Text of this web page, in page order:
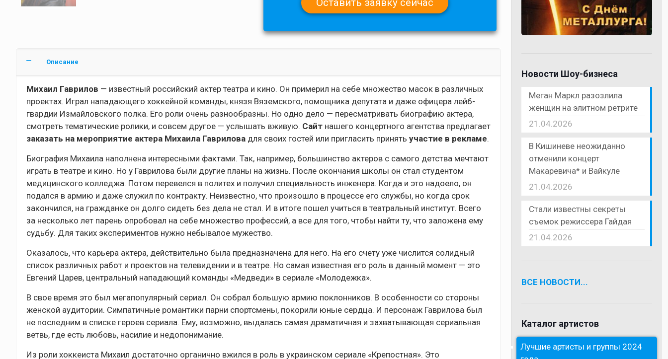
Описание
Михаил Гаврилов — известный российский актер театра и кино. Он примерил на себе множество масок в различных
проектах. Играл нападающего хоккейной команды, князя Вяземского, помощника депутата и даже офицера лейб-
гвардии Измайловского полка. Его роли очень разнообразны. Но одно дело — пересматривать биографию актера,
смотреть тематические ролики, и совсем другое — услышать вживую. Сайт нашего концертного агентства предлагает
заказать на мероприятие актера Михаила Гавриловадля своих гостей или пригласить принять участие в рекламе.
Биография Михаила наполнена интересными фактами. Так, например, большинство актеров с самого детства мечтают
играть в театре и кино. Но у Гаврилова были другие планы на жизнь. После окончания школы он стал студентом
медицинского колледжа. Потом перевелся в политех и получил специальность инженера. Когда и это надоело, он
подался в армию и даже служил по контракту. Неизвестно, что произошло в процессе его службы, но когда срок
закончился, на гражданке он долго сидеть без дела не стал. И в итоге пошел учиться в театральный институт. Всего
за несколько лет парень опробовал на себе множество профессий, а все для того, чтобы найти ту, что заложена ему
судьбу. Для таких экспериментов нужно небывалое мужество.
Оказалось, что карьера актера, действительно была предназначена для него. На его счету уже числится солидный
список различных работ и проектов на телевидении и в театре. Но самая известная его роль в данный момент — это
Евгений Царев, центральный нападающий команды «Медведи» в сериале «Молодежка».
В свое время это был мегапопулярный сериал. Он собрал большую армию поклонников. В особенности со стороны
женской аудитории. Симпатичные романтики парни спортсмены, покорили юные сердца. И персонаж Гаврилова был
не последним в списке героев сериала. Ему, возможно, выдалась самая драматичная и захватывающая сериальная
ветвь, где есть любовь, насилие и недопонимание.
Из роли хоккеиста Михаил достаточно органично вжился в роль в украинском сериале «Крепостная». Это
Новости Шоу-бизнеса
Меган Маркл разозлила
женщин на элитном ретрите
21.04.2026
В Кишиневе неожиданно
отменили концерт
Макаревича* и Вайкуле
21.04.2026
Стали известны секреты
съемок режиссера Гайдая
21.04.2026
ВСЕ НОВОСТИ...
Каталог артистов
Лучшие артисты и группы 2024